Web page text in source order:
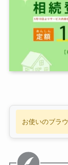
お使いのブラ